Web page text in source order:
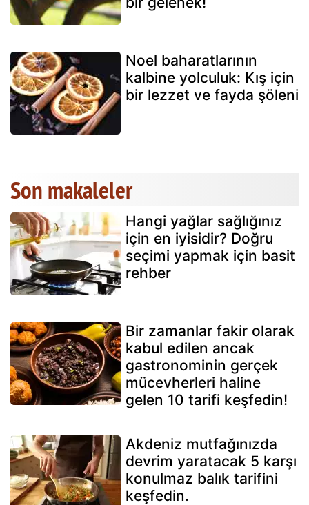
Noel baharatlarının
kalbine yolculuk: Kış için
bir lezzet ve fayda şöleni
Son makaleler
Hangi yağlar sağlığınız
için en iyisidir? Doğru
seçimi yapmak için basit
rehber
Bir zamanlar fakir olarak
kabul edilen ancak
gastronominin gerçek
mücevherleri haline
gelen 10 tarifi keşfedin!
Akdeniz mutfağınızda
devrim yaratacak 5 karşı
konulmaz balık tarifini
keşfedin.